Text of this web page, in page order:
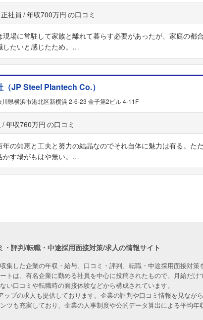
正社員 年収700万円
場に常駐して家族と離れて暮らす必要があったが、家庭の都
したいと感じたため。…
JP Steel Plantech Co.）
川県横浜市港北区新横浜 2-6-23 金子第2ビル 4-11F
年収760万円
の知恵と工夫と努力の結晶なのでそれ自体に魅力は有る。た
かす場がもはや無い。…
評判/転職・中途採用面接対策/求人の情報サイト
集した企業の年収・給与、口コミ・評判、転職・中途採用面接対
トは、有名企業に勤める社員を中心に投稿されたもので、月給だ
い口コミや転職時の面接体験などから構成されています。
プの求人も提供しております。企業の評判や口コミ情報を見なが
ツも充実しており、企業の人事制度や公的データ算出による平均